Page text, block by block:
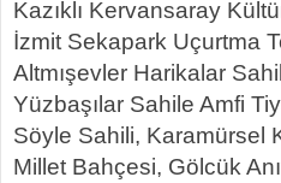
Kazıklı Kervansaray
İzmit Sekapark Uçurtma
Altmışevler Harikalar
Yüzbaşılar Sahile Amfi
Söyle Sahili, Karamürsel
Millet Bahçesi, Gölcük